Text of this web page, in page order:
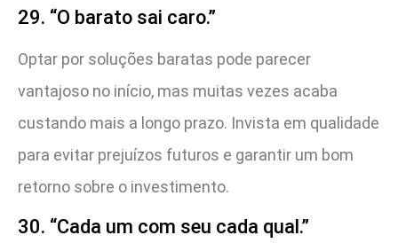
29. “O barato sai caro.”
Optar por soluções baratas pode parecer
vantajoso no início, mas muitas vezes acaba
custando mais a longo prazo. Invista em qualidade
para evitar prejuízos futuros e garantir um bom
retorno sobre o investimento.
30. “Cada um com seu cada qual.”